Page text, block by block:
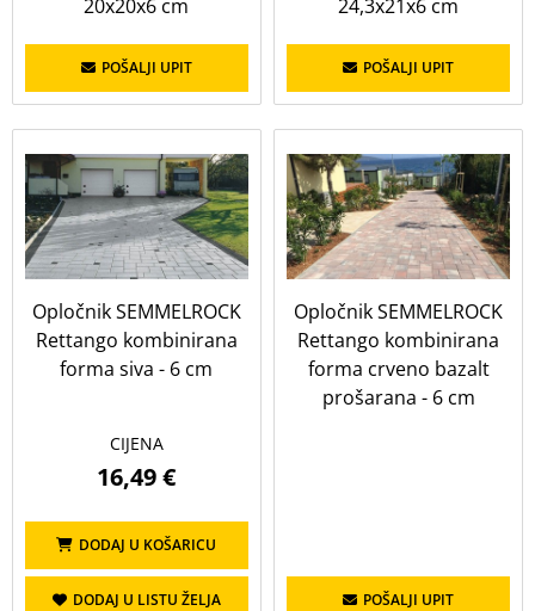
20x20x6 cm
POŠALJI UPIT
24,3x21x6 cm
POŠALJI UPIT
Opločnik SEMMELROCK
Rettango kombinirana
forma siva - 6 cm
CIJENA
16,49 €
DODAJ U KOŠARICU
DODAJ U LISTU ŽELJA
Opločnik SEMMELROCK
Rettango kombinirana
forma crveno bazalt
prošarana - 6 cm
POŠALJI UPIT